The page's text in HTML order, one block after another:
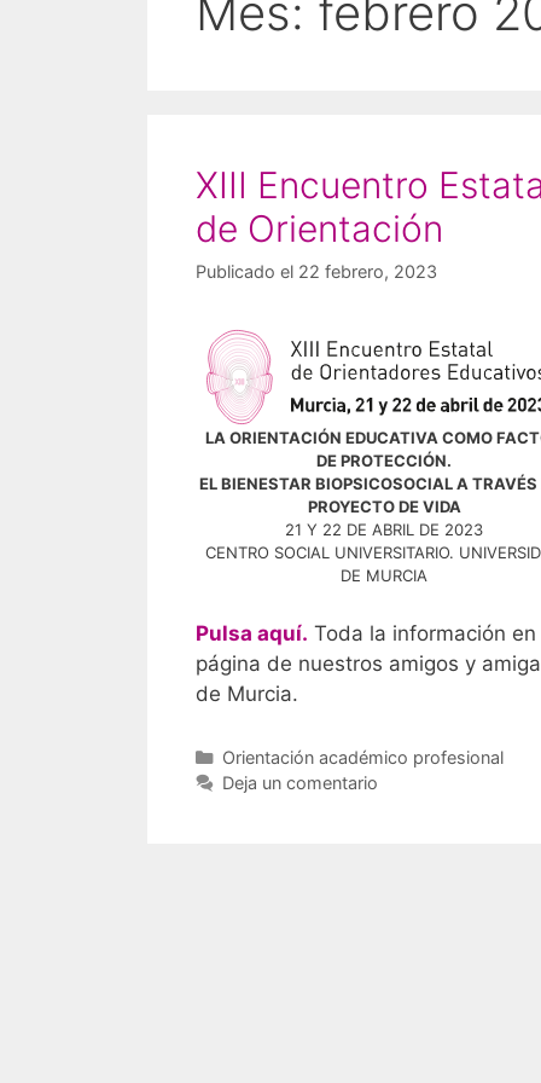
Mes: febrero
XIII Encuentro
de Orientación
Publicado el 22 febrero, 2023
LA ORIENTACIÓN EDUCATIVA COMO
DE PROTECCIÓN.
EL BIENESTAR BIOPSICOSOCIAL A TRAVÉS
PROYECTO DE VIDA
21 Y 22 DE ABRIL DE 2023
CENTRO SOCIAL UNIVERSITARIO.
DE MURCIA
Pulsa aquí. Toda la información en
página de nuestros amigos y
de Murcia.
Categorías
Orientación académico profesional
Deja un comentario